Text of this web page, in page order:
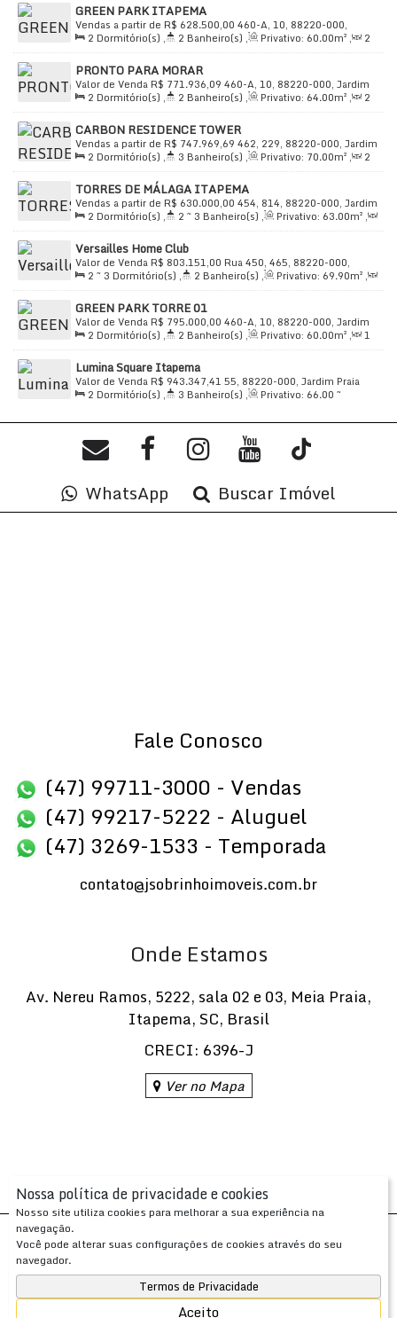
Nossa política de privacidade e cookies
Nosso site utiliza cookies para melhorar a sua experiência na
navegação.
Você pode alterar suas configurações de cookies através do seu
navegador.
Termos de Privacidade
Aceito
Sistema de água e energia individualizados
Localização Privilegiada:
OMaybelly Towersestá situado naRua Santa
Catarina, n° 210, próximo ao Corpo de Bombeiros, no
bairro Jardim Praia Mar. Região de fácil acesso com
importantes serviços ao redor, como açougues, bancos,
bancas de revistas e mais. Um local ideal para quem
procura conveniência e tranquilidade.
Aproveite esta oportunidade de morar em um dos
melhores bairros de Itapema. Entre em contato para
agendar uma visita e conhecer melhor esse imóvel de
alto padrão.
Endereço : Rua Santa Catarina, n° 210, Jardim Praia
Mar, Itapema/SC, 88220-000.
GREEN PARK ITAPEMA
R$ 628.500,00
Vendas a partir de
460-A, 10, 88220-000,
Jardim Praia Mar, Itapema, Santa Catarina, Brasil
2 Dormitório(s) , 2 Banheiro(s) , Privativo: 60.00m² ,
2
Sala(s) , 1Suíte(s) , Total:79.00m², 1 Vaga(s),
Útil:
60.00m²
PRONTO PARA MORAR
R$ 771.936,09
Valor de Venda
460-A, 10, 88220-000, Jardim
Praia Mar, Itapema, Santa Catarina, Brasil
2 Dormitório(s) , 2 Banheiro(s) , Privativo: 64.00m² ,
2
Sala(s) , 1Suíte(s) , Total:88.00m², 1 Vaga(s),
Útil:
64.00m²
CARBON RESIDENCE TOWER
R$ 747.969,69
Vendas a partir de
462, 229, 88220-000, Jardim
Praia Mar, Itapema, Santa Catarina, Brasil
2 Dormitório(s) , 3 Banheiro(s) , Privativo: 70.00m² ,
2
Sala(s) , 2Suíte(s) , Total:99.00m², 1 Vaga(s),
Útil:
70.00m²
TORRES DE MÁLAGA ITAPEMA
R$ 630.000,00
Vendas a partir de
454, 814, 88220-000, Jardim
Praia Mar, Itapema, Santa Catarina, Brasil
2 Dormitório(s) , 2 ~ 3 Banheiro(s) , Privativo: 63.00m² ,
2 Sala(s) , 1 ~ 2Suíte(s) , Total:63.00m², 1 Vaga(s),
Útil:63.00m²
Versailles Home Club
R$ 803.151,00
Valor de Venda
Rua 450, 465, 88220-000,
Jardim Praia Mar, Itapema, Santa Catarina, Brasil
2 ~ 3 Dormitório(s) , 2 Banheiro(s) , Privativo: 69.90m² ,
1 Sala(s) , 1Suíte(s) , Total:69.90m², 1 Vaga(s), 1600m
Distância do Mar, Útil:69.90
GREEN PARK TORRE 01
R$ 795.000,00
Valor de Venda
460-A, 10, 88220-000, Jardim
Praia Mar, Itapema, Santa Catarina, Brasil
2 Dormitório(s) , 2 Banheiro(s) , Privativo: 60.00m² ,
1
Sala(s) , 1Suíte(s) , Total:72.00m², 1 Vaga(s),
Útil:
60.00m²
Lumina Square Itapema
R$ 943.347,41
Valor de Venda
55, 88220-000, Jardim Praia
Mar, Itapema, Santa Catarina, Brasil
2 Dormitório(s) , 3 Banheiro(s) , Privativo: 66.00 ~
Vaga(s), 1300mDistância do Mar, Útil:66.65m²
WhatsApp Buscar Imóvel
Fale Conosco
(47) 99711-3000 - Vendas
(47) 99217-5222 - Aluguel
(47) 3269-1533 - Temporada
contato@jsobrinhoimoveis.com.br
Onde Estamos
Av. Nereu Ramos, 5222, sala 02 e 03, Meia Praia,
Itapema, SC, Brasil
CRECI: 6396-J
Ver no Mapa
Apresenta.me ~ Plataforma Imobiliária